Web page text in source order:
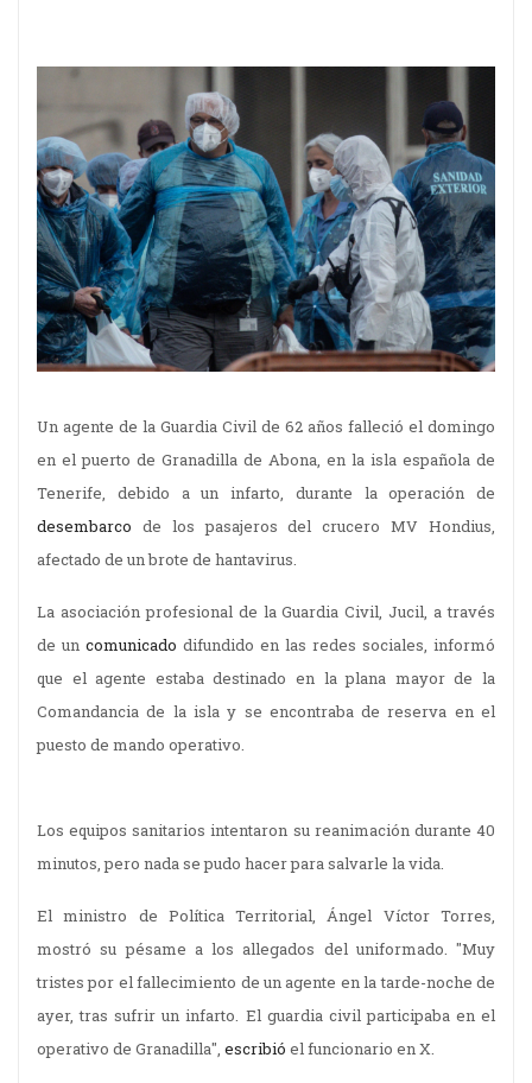
Un agente de la Guardia Civil de 62 años falleció el domingo
en el puerto de Granadilla de Abona, en la isla española de
Tenerife, debido a un infarto, durante la operación de
desembarco de los pasajeros del crucero MV Hondius,
afectado de un brote de hantavirus.
La asociación profesional de la Guardia Civil, Jucil, a través
de un comunicado difundido en las redes sociales, informó
que el agente estaba destinado en la plana mayor de la
Comandancia de la isla y se encontraba de reserva en el
puesto de mando operativo.
Los equipos sanitarios intentaron su reanimación durante 40
minutos, pero nada se pudo hacer para salvarle la vida.
El ministro de Política Territorial, Ángel Víctor Torres,
mostró su pésame a los allegados del uniformado. "Muy
tristes por el fallecimiento de un agente en la tarde-noche de
ayer, tras sufrir un infarto. El guardia civil participaba en el
operativo de Granadilla", escribió el funcionario en X.